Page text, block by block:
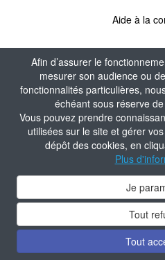
Afin d’assurer le
mesurer son audience ou
fonctionnalités particulières,
échéant sous réserve
Vous pouvez prendre
utilisées sur le site et gérer
dépôt des cookies, en
Plus
Je
Tout
Tout
Aide à la